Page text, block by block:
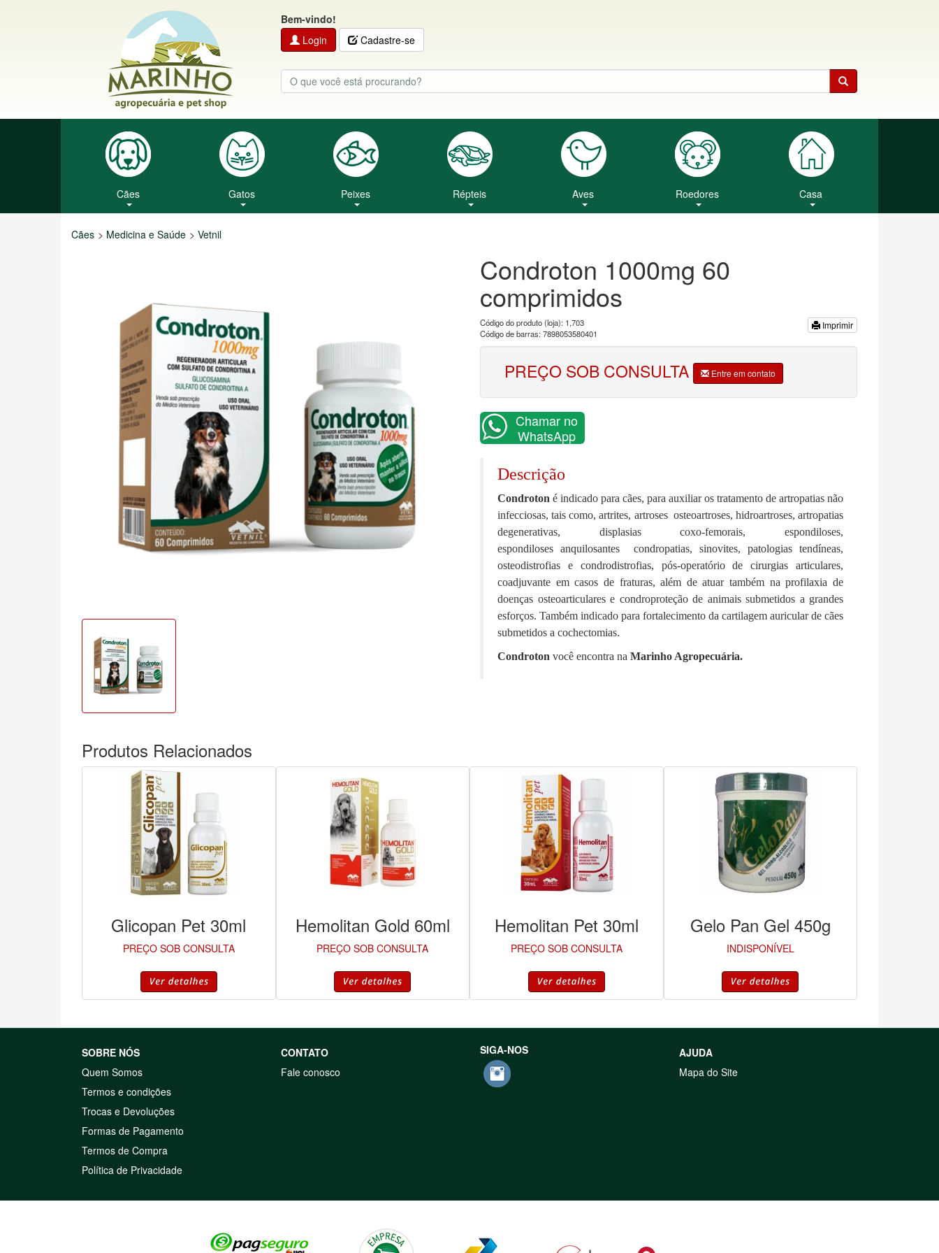
Bem-vindo!
Login
Cadastre-se
Cães Gatos Peixes Répteis Aves Roedores Casa
Cães Medicina e Saúde Vetnil
Condroton 1000mg 60
comprimidos
Código do produto (loja): 1,703
Código de barras: 7898053580401
Imprimir
PREÇO SOB CONSULTA Entre em contato
Chamar no
WhatsApp
Descrição
Condroton é indicado para cães, para auxiliar os tratamento de artropatias não
infecciosas, tais como, artrites, artroses osteoartroses, hidroartroses, artropatias
degenerativas, displasias coxo-femorais, espondiloses,
espondiloses anquilosantes condropatias, sinovites, patologias tendíneas,
osteodistrofias e condrodistrofias, pós-operatório de cirurgias articulares,
coadjuvante em casos de fraturas, além de atuar também na profilaxia de
doenças osteoarticulares e condroproteção de animais submetidos a grandes
esforços. Também indicado para fortalecimento da cartilagem auricular de cães
submetidos a cochectomias.
Condroton você encontra na Marinho Agropecuária.
Produtos Relacionados
Glicopan Pet 30ml
PREÇO SOB CONSULTA
Hemolitan Gold 60ml
PREÇO SOB CONSULTA
Hemolitan Pet 30ml
PREÇO SOB CONSULTA
Gelo Pan Gel 450g
INDISPONÍVEL
SOBRE NÓS
Quem Somos
Termos e condições
Trocas e Devoluções
Formas de Pagamento
Termos de Compra
Política de Privacidade
CONTATO
Fale conosco
SIGA-NOS
AJUDA
Mapa do Site